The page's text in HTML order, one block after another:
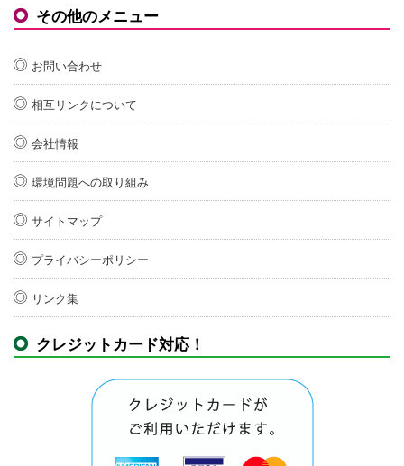
その他のメニュー
お問い合わせ
相互リンクについて
会社情報
環境問題への取り組み
サイトマップ
プライバシーポリシー
リンク集
クレジットカード対応！